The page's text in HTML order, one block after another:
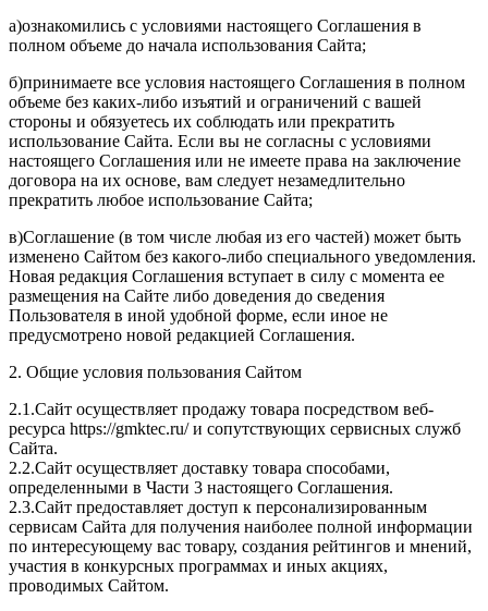
а)ознакомились с условиями настоящего Соглашения в
полном объеме до начала использования Сайта;
б)принимаете все условия настоящего Соглашения в полном
объеме без каких-либо изъятий и ограничений с вашей
стороны и обязуетесь их соблюдать или прекратить
использование Сайта. Если вы не согласны с условиями
настоящего Соглашения или не имеете права на заключение
договора на их основе, вам следует незамедлительно
прекратить любое использование Сайта;
в)Соглашение (в том числе любая из его частей) может быть
изменено Сайтом без какого-либо специального уведомления.
Новая редакция Соглашения вступает в силу с момента ее
размещения на Сайте либо доведения до сведения
Пользователя в иной удобной форме, если иное не
предусмотрено новой редакцией Соглашения.
2. Общие условия пользования Сайтом
2.1.Сайт осуществляет продажу товара посредством веб-
ресурса https://gmktec.ru/ и сопутствующих сервисных служб
Сайта.
2.2.Сайт осуществляет доставку товара способами,
определенными в Части 3 настоящего Соглашения.
2.3.Сайт предоставляет доступ к персонализированным
сервисам Сайта для получения наиболее полной информации
по интересующему вас товару, создания рейтингов и мнений,
участия в конкурсных программах и иных акциях,
проводимых Сайтом.